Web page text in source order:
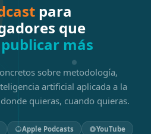
para
que
publicar más
sobre metodología,
artificial aplicada a la
quieras, cuando quieras.
Apple Podcasts YouTube